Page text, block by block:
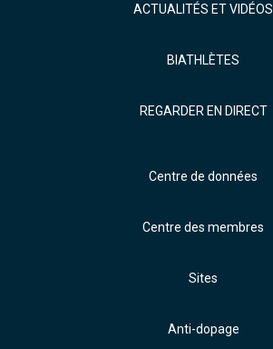
ACTUALITÉS ET VIDÉOS
BIATHLÈTES
REGARDER EN DIRECT
Centre de données
Centre des membres
Sites
Anti-dopage